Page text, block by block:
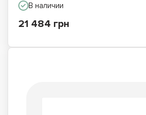
В наличии
21 484 грн